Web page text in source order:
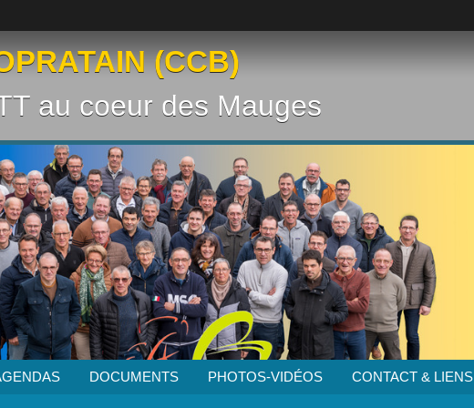
(CCB)
au coeur des Mauges
DOCUMENTS PHOTOS-VIDÉOS CONTACT & LIENS